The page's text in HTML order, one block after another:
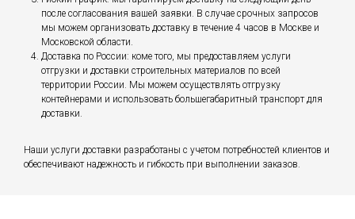
после согласования вашей заявки. В случае срочных запросов
мы можем организовать доставку в течение 4 часов в Москве и
Московской области.
Доставка по России: коме того, мы предоставляем услуги
отгрузки и доставки строительных материалов по всей
территории России. Мы можем осуществлять отгрузку
контейнерами и использовать большегабаритный транспорт для
доставки.
Наши услуги доставки разработаны с учетом потребностей клиентов и
обеспечивают надежность и гибкость при выполнении заказов.